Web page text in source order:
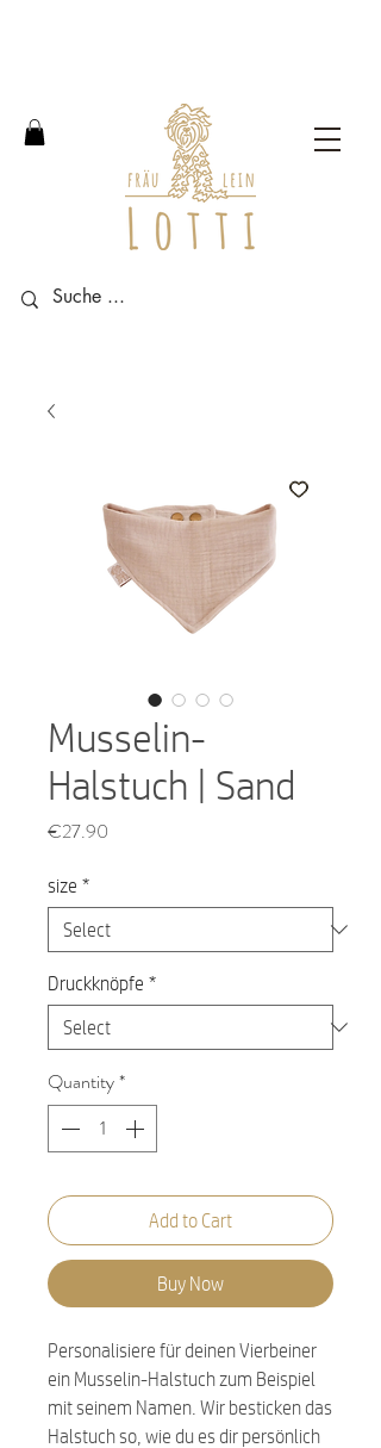
Musselin-
Halstuch | Sand
€27.90
size *
Druckknöpfe *
Quantity*
Add to Cart
Buy Now
Personalisiere für deinen Vierbeiner
ein Musselin-Halstuch zum Beispiel
mit seinem Namen. Wir besticken das
Halstuch so, wie du es dir persönlich